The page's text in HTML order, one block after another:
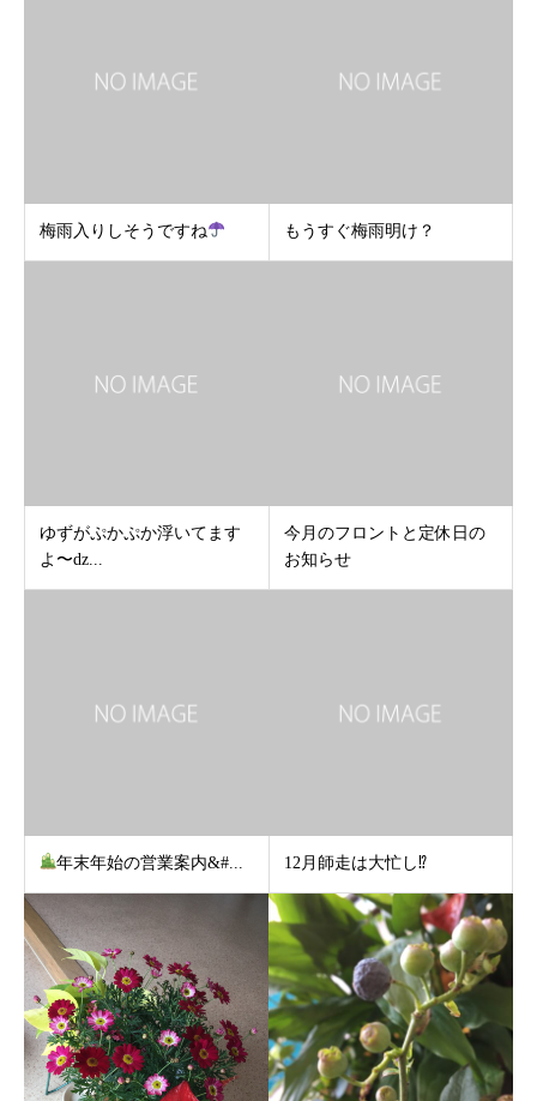
梅雨入りしそうですね もうすぐ梅雨明け？
ゆずがぷかぷか浮いてます
よ〜ǳ...
今月のフロントと定休日の
お知らせ
年末年始の営業案内&#... 12月師走は大忙し⁉︎